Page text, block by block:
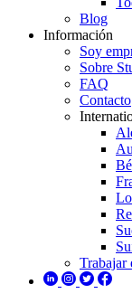
Blog
Información
Soy
Sobre
FAQ
Contacto
Trabajar